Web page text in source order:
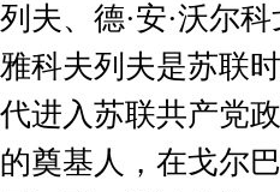
列夫、德·安·沃尔
雅科夫列夫是苏联
代进入苏联共产党
的奠基人，在戈尔